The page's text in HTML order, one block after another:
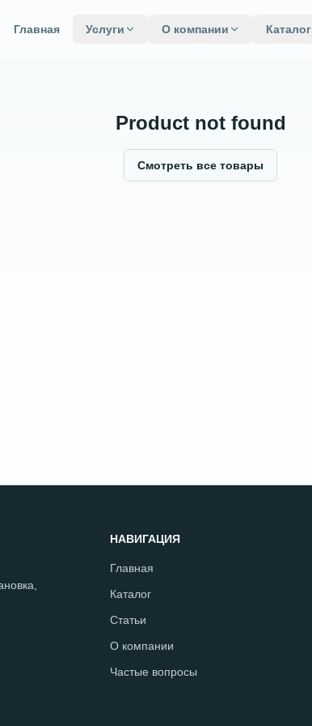
Главная Услуги О компании Каталог
Product not found
Смотреть все товары
НАВИГАЦИЯ
Главная
Каталог
Статьи
О компании
Частые вопросы